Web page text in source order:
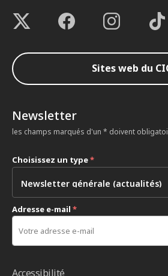
Sites web du
Newsletter
les champs marqués d'un * doivent
Choisissez un type*
Adresse e-mail *
Accessibilité